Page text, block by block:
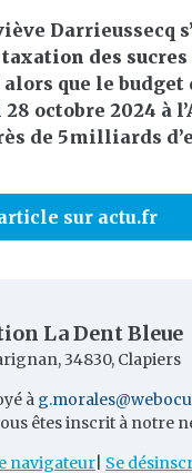
Darrieussecq
taxation des
que le budget
octobre 2024 à
de 5 milliards
sur actu.fr
La Dent Bleue
34830, Clapiers
à
êtes inscrit à notre
navigateur Se